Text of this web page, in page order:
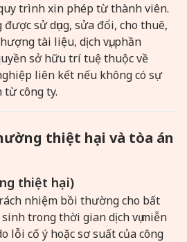
quy trình xin phép từ thành viên.
sử dụng, sửa đổi, cho thuê,
tài liệu, dịch vụ, phần
sở hữu trí tuệ thuộc về
liên kết nếu không có sự
từ công ty.
thiệt hại và tòa án
thiệt hại)
nhiệm bồi thường cho bất
trong thời gian dịch vụ miễn
lỗi cố ý hoặc sơ suất của công